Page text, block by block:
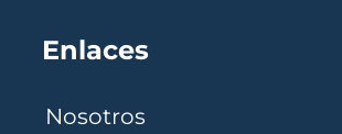
Enlaces
Nosotros